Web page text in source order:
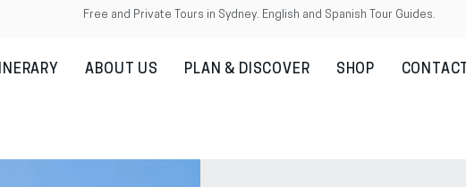
Free and Private Tours in Sydney. English and Spanish Tour Guides.
ABOUT US PLAN & DISCOVER SHOP